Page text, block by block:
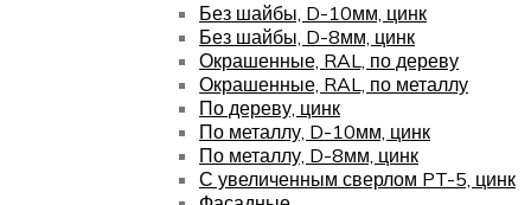
Без шайбы, D-10мм, цинк
Без шайбы, D-8мм, цинк
Окрашенные, RAL, по дереву
Окрашенные, RAL, по металлу
По дереву, цинк
По металлу, D-10мм, цинк
По металлу, D-8мм, цинк
С увеличенным сверлом PT-5, цинк